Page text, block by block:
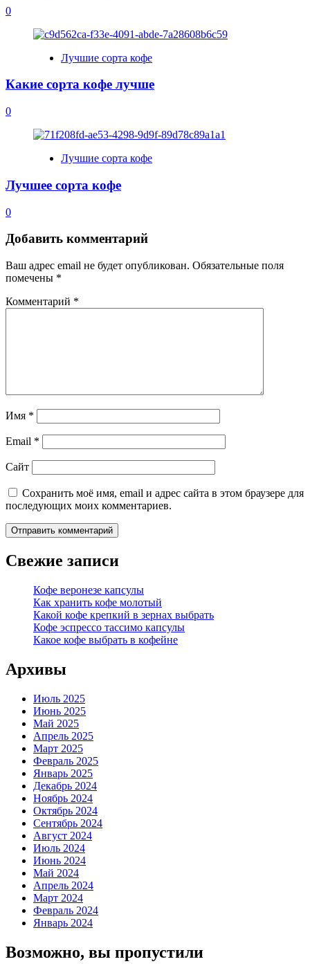
0
Лучшие сорта кофе
Какие сорта кофе лучше
0
Лучшие сорта кофе
Лучшее сорта кофе
0
Добавить комментарий
Ваш адрес email не будет опубликован. Обязательные поля
помечены *
Комментарий *
Имя *
Email *
Сайт
Сохранить моё имя, email и адрес сайта в этом браузере для
последующих моих комментариев.
Свежие записи
Кофе веронезе капсулы
Как хранить кофе молотый
Какой кофе крепкий в зернах выбрать
Кофе эспрессо тассимо капсулы
Какое кофе выбрать в кофейне
Архивы
Июль 2025
Июнь 2025
Май 2025
Апрель 2025
Март 2025
Февраль 2025
Январь 2025
Декабрь 2024
Ноябрь 2024
Октябрь 2024
Сентябрь 2024
Август 2024
Июль 2024
Июнь 2024
Май 2024
Апрель 2024
Март 2024
Февраль 2024
Январь 2024
Возможно, вы пропустили